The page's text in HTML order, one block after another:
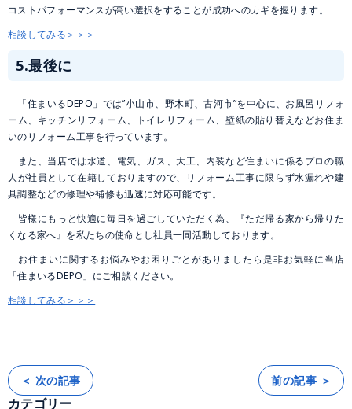
コストパフォーマンスが高い選択をすることが成功へのカギを握ります。
相談してみる＞＞＞
5.最後に
「住まいるDEPO」では”小山市、野木町、古河市”を中心に、お風呂リフォ
ーム、キッチンリフォーム、トイレリフォーム、壁紙の貼り替えなどお住ま
いのリフォーム工事を行っています。
また、当店では水道、電気、ガス、大工、内装など住まいに係るプロの職
人が社員として在籍しておりますので、リフォーム工事に限らず水漏れや建
具調整などの修理や補修も迅速に対応可能です。
皆様にもっと快適に毎日を過ごしていただく為、『ただ帰る家から帰りた
くなる家へ』を私たちの使命とし社員一同活動しております。
お住まいに関するお悩みやお困りごとがありましたら是非お気軽に当店
「住まいるDEPO」にご相談ください。
相談してみる＞＞＞
投
稿
ナ
＜ 次の記事 前の記事 ＞
カテゴリー